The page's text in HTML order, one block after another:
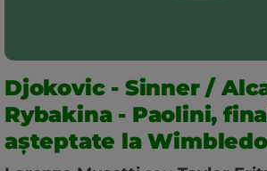
Djokovic - Sinner /
Rybakina - Paolini,
așteptate la